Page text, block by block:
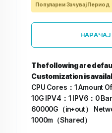
Популарни Зачувај Период
The following are
Customization is
CPU Cores：1Amount
10G IPV4：1 IPV6：0
60000G（in+out）
1000m（Shared）